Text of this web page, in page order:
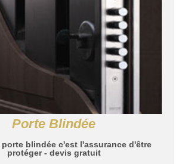
Porte Blindée
porte blindée c'est l'assurance d'être
protéger - devis gratuit